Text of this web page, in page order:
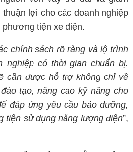
lợi cho các doanh nghiệp
tiện xe điện.
chính sách rõ ràng và lộ trình
nghiệp có thời gian chuẩn bị.
cần được hỗ trợ không chỉ về
tạo, nâng cao kỹ năng cho
đáp ứng yêu cầu bảo dưỡng,
tiện sử dụng năng lượng điện”,